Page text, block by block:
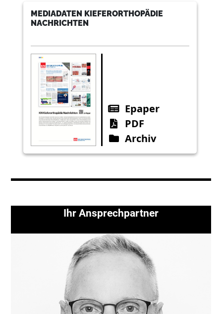
MEDIADATEN KIEFERORTHOPÄDIE
NACHRICHTEN
Epaper
PDF
Archiv
Ihr Ansprechpartner